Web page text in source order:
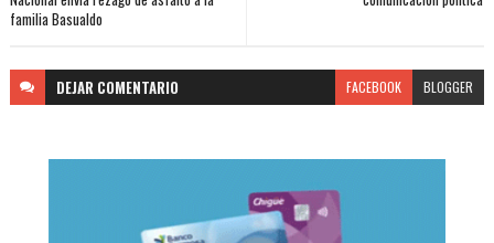
familia Basualdo
DEJAR COMENTARIO FACEBOOK BLOGGER